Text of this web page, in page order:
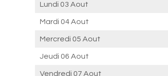
Lundi 03 Aout
Mardi 04 Aout
Mercredi 05 Aout
Jeudi 06 Aout
Vendredi 07 Aout